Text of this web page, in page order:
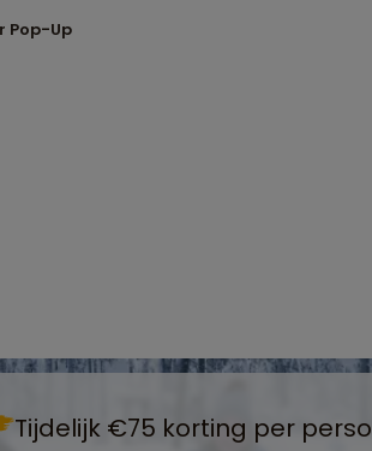
Pop-Up
Tijdelijk €75 korting per